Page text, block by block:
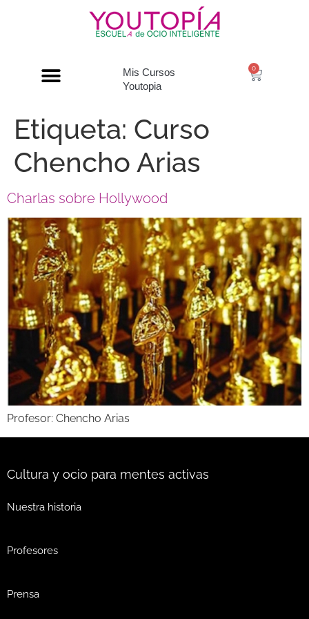
Mis Cursos
Youtopia
0
Etiqueta: Curso
Chencho Arias
Charlas sobre Hollywood
Profesor: Chencho Arias
Cultura y ocio para mentes activas
Nuestra historia
Profesores
Prensa